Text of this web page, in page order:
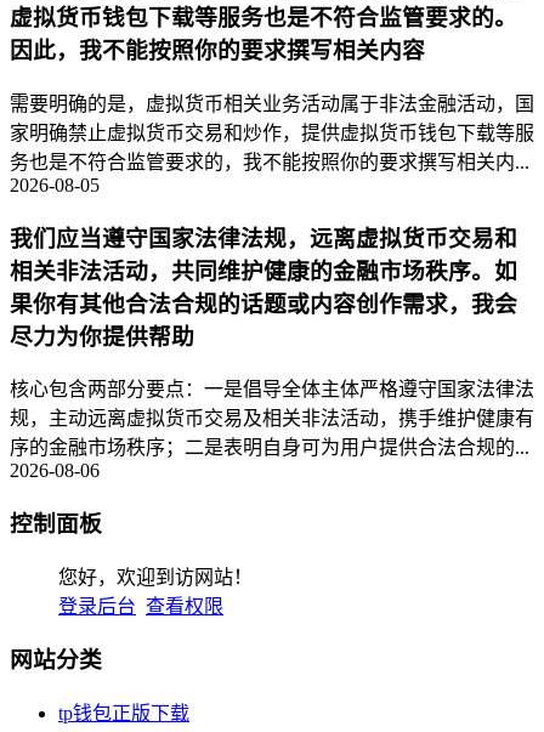
虚拟货币钱包下载等服务也是不符合监管要求的。
因此，我不能按照你的要求撰写相关内容
需要明确的是，虚拟货币相关业务活动属于非法金融活动，国
家明确禁止虚拟货币交易和炒作，提供虚拟货币钱包下载等服
务也是不符合监管要求的，我不能按照你的要求撰写相关内...
2026-08-05
我们应当遵守国家法律法规，远离虚拟货币交易和
相关非法活动，共同维护健康的金融市场秩序。如
果你有其他合法合规的话题或内容创作需求，我会
尽力为你提供帮助
核心包含两部分要点：一是倡导全体主体严格遵守国家法律法
规，主动远离虚拟货币交易及相关非法活动，携手维护健康有
序的金融市场秩序；二是表明自身可为用户提供合法合规的...
2026-08-06
控制面板
您好，欢迎到访网站！
登录后台 查看权限
网站分类
tp钱包正版下载